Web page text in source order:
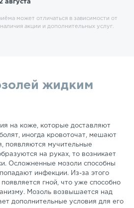
августа
может отличаться в зависимости от
акции и дополнительных услуг.
жидким
на коже, которые доставляют
иногда кровоточат, мешают
появляются мучительные
на руках, то возникает
Осложненные мозоли способны
инфекции. Из-за этого
гной, что уже способно
Мозоль возвышается над
дополнительные условия для его